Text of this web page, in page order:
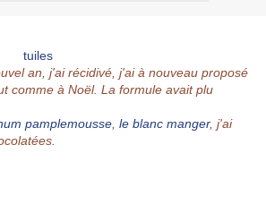
an, j'ai récidivé, j'ai à nouveau proposé
comme à Noël. La formule avait plu
pamplemousse le blanc manger, j'ai